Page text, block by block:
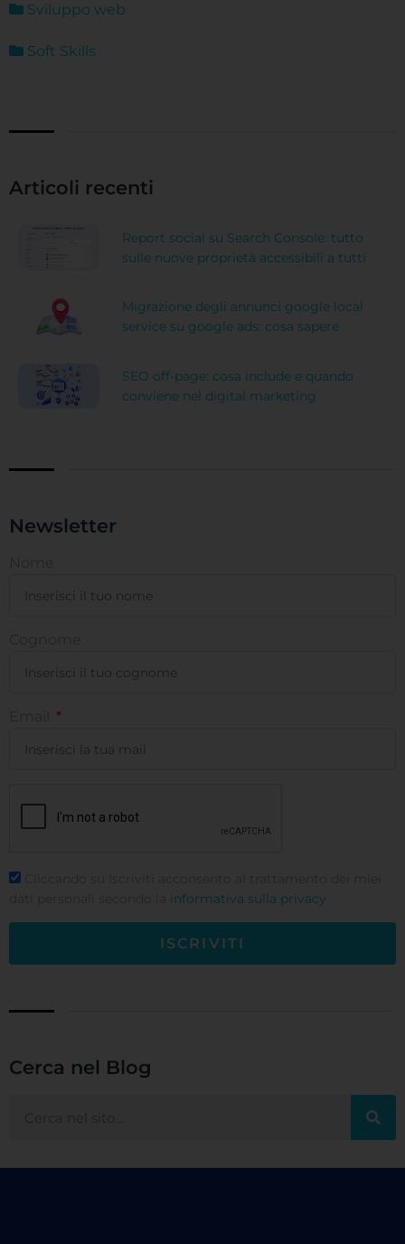
Sviluppo web
Soft Skills
Articoli recenti
Report social su Search Console: tutto
sulle nuove proprietà accessibili a tutti
Migrazione degli annunci google local
service su google ads: cosa sapere
SEO off-page: cosa include e quando
conviene nel digital marketing
Newsletter
informativa sulla privacy
ISCRIVITI
Cerca nel Blog